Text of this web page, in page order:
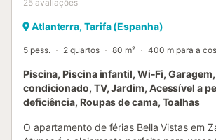
25 avaliações
Atlanterra, Tarifa (Espanha)
5 pess. 2 quartos 80 m² 400 m para a
Piscina, Piscina infantil, Wi-Fi,
condicionado, TV, Jardim, Acessível a
deficiência, Roupas de cama, Toalhas
O apartamento de férias Bella Vistas em